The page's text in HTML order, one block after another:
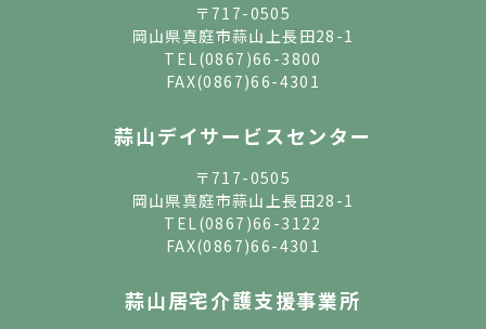
〒717-0505
岡山県真庭市蒜山上長田28-1
TEL (0867)66-3800
FAX(0867)66-4301
蒜山デイサービスセンター
〒717-0505
岡山県真庭市蒜山上長田28-1
TEL (0867)66-3122
FAX(0867)66-4301
蒜山居宅介護支援事業所